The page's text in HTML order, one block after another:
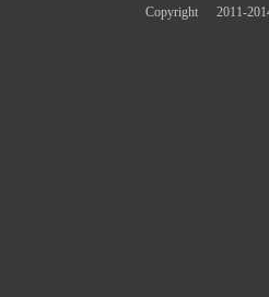
Copyright
2011-